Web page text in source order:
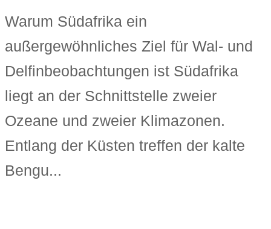
Warum Südafrika ein
außergewöhnliches Ziel für Wal- und
Delfinbeobachtungen ist Südafrika
liegt an der Schnittstelle zweier
Ozeane und zweier Klimazonen.
Entlang der Küsten treffen der kalte
Bengu...